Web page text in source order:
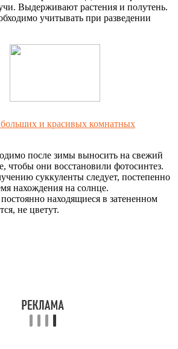
Выдерживают растения и полутень.
учитывать при разведении
и красивых комнатных
после зимы выносить на свежий
чтобы они восстановили фотосинтез.
суккуленты следует, постепенно
нахождения на солнце.
находящиеся в затененном
не цветут.